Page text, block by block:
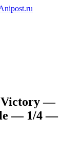
Victory —
— 1/4 —